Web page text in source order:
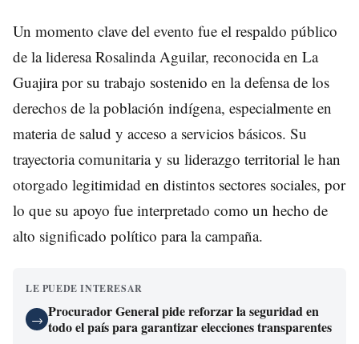
Un momento clave del evento fue el respaldo público
de la lideresa Rosalinda Aguilar, reconocida en La
Guajira por su trabajo sostenido en la defensa de los
derechos de la población indígena, especialmente en
materia de salud y acceso a servicios básicos. Su
trayectoria comunitaria y su liderazgo territorial le han
otorgado legitimidad en distintos sectores sociales, por
lo que su apoyo fue interpretado como un hecho de
alto significado político para la campaña.
LE PUEDE INTERESAR
→ Procurador General pide reforzar la seguridad en
todo el país para garantizar elecciones transparentes